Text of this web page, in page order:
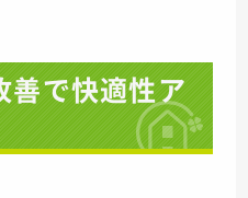
善で快適性ア